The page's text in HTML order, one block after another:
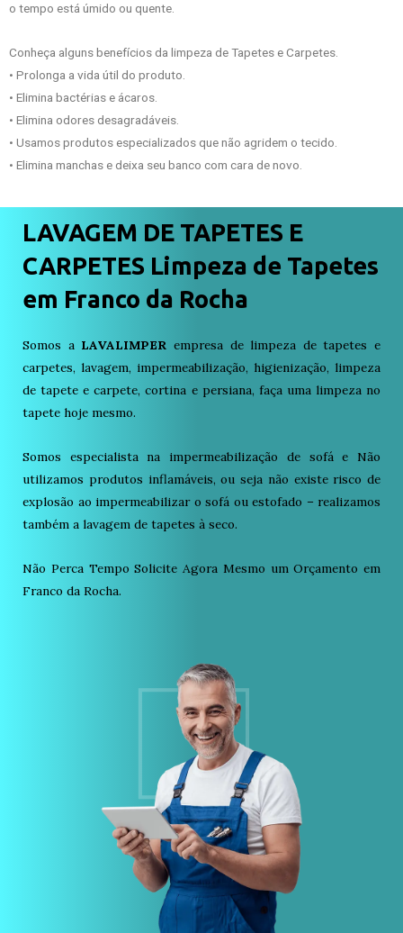
o tempo está úmido ou quente.
Conheça alguns benefícios da limpeza de Tapetes e Carpetes.
• Prolonga a vida útil do produto.
• Elimina bactérias e ácaros.
• Elimina odores desagradáveis.
• Usamos produtos especializados que não agridem o tecido.
• Elimina manchas e deixa seu banco com cara de novo.
LAVAGEM DE TAPETES E
CARPETES Limpeza de Tapetes
em Franco da Rocha
Somos a LAVALIMPER empresa de limpeza de tapetes e
carpetes, lavagem, impermeabilização, higienização, limpeza
de tapete e carpete, cortina e persiana, faça uma limpeza no
tapete hoje mesmo.
Somos especialista na impermeabilização de sofá e Não
utilizamos produtos inflamáveis, ou seja não existe risco de
explosão ao impermeabilizar o sofá ou estofado – realizamos
também a lavagem de tapetes à seco.
Não Perca Tempo Solicite Agora Mesmo um Orçamento em
Franco da Rocha.